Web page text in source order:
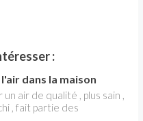
:
dans la maison
air de qualité , plus sain ,
, fait partie des